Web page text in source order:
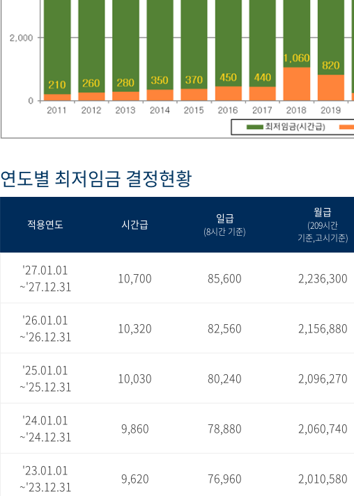
연도별 최저임금 결정현황
적용연도 시간급 일급
(8시간 기준)
월급
(209시간
기준,고시기준)
'27.01.01
~'27.12.31
10,700 85,600 2,236,300
'26.01.01
~'26.12.31
10,320 82,560 2,156,880
'25.01.01
~'25.12.31
10,030 80,240 2,096,270
'24.01.01
~'24.12.31
9,860 78,880 2,060,740
'23.01.01
~'23.12.31
9,620 76,960 2,010,580